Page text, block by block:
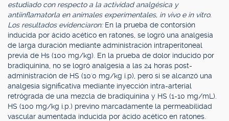
estudiado con respecto a la actividad analgésica y
antiinflamatorla en animales experimentales, in vivo e in vitro.
Los resultados evidenciaron: En la prueba de contorsión
inducida por ácido acético en ratones, se logró una analgesia
de larga duración mediante administración intraperitoneal
previa de Hs (100 mg/kg). En la prueba de dolor inducido por
bradiquinina, no se logró analgesia a las 24 horas post-
administración de HS (10'0 mg/kg i.p), pero si se alcanzó una
analgesia significativa mediante inyección intra-arterial
retrógrada de una mezcla de bradiquinina y HS (1-10 mg/mL).
HS (100 mg/kg i.p.) previno marcadamente la permeabilidad
vascular aumentada inducida por ácido acético en ratones.